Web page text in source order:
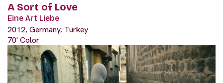
A Sort of Love
Eine Art Liebe
2012, Germany, Turkey
70' Color